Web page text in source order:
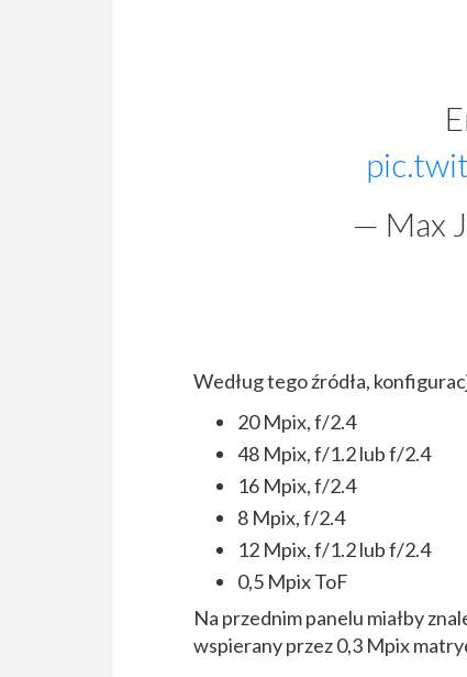
— Max
Według tego źródła,
20 Mpix, f/2.4
48 Mpix, f/1.2 lub f/2.4
16 Mpix, f/2.4
8 Mpix, f/2.4
12 Mpix, f/1.2 lub f/2.4
0,5 Mpix ToF
Na przednim panelu miałby
wspierany przez 0,3 Mpix